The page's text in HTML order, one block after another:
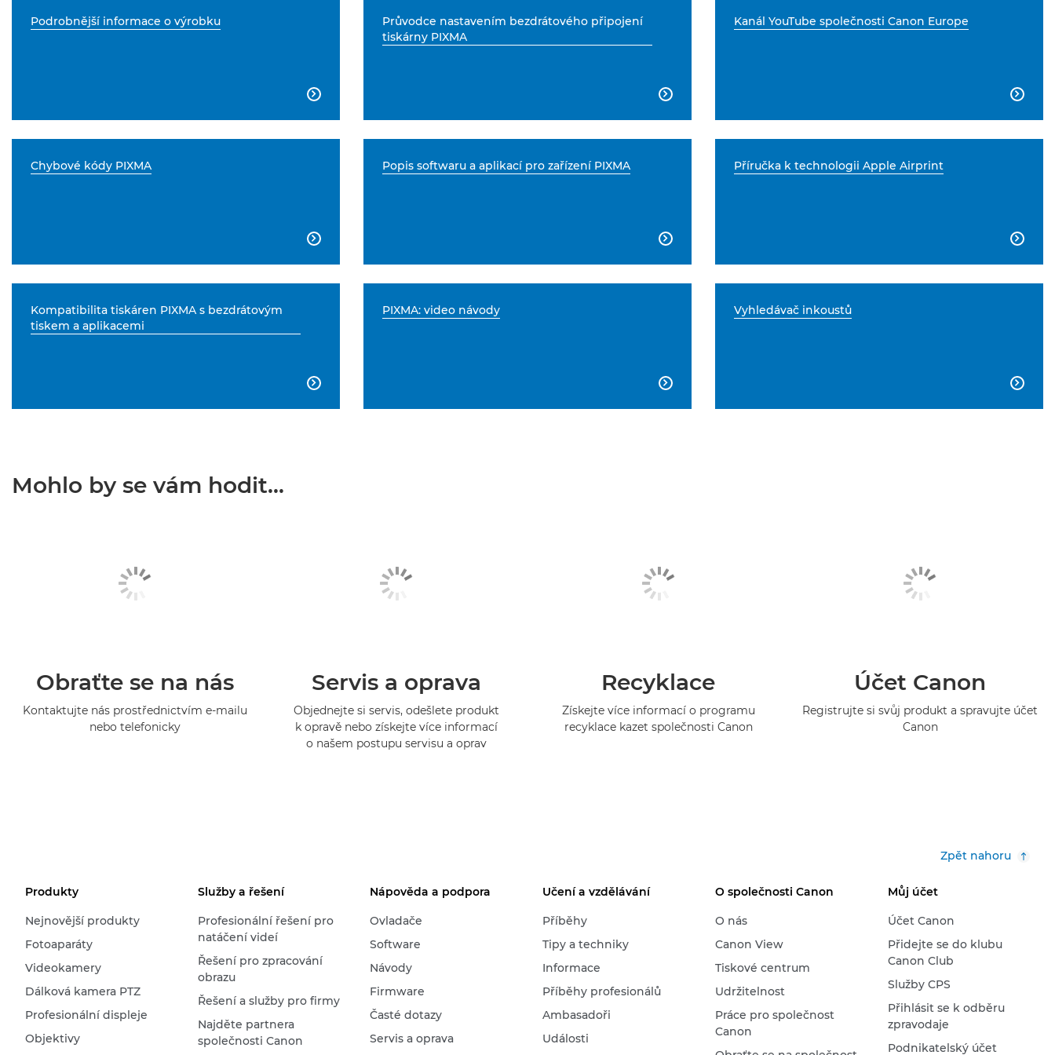
Podrobnější informace o výrobku

Průvodce nastavením bezdrátového připojení
tiskárny PIXMA

Kanál YouTube společnosti Canon Europe

Chybové kódy PIXMA

Popis softwaru a aplikací pro zařízení PIXMA

Příručka k technologii Apple Airprint

Kompatibilita tiskáren PIXMA s bezdrátovým
tiskem a aplikacemi

PIXMA: video návody

Vyhledávač inkoustů

Mohlo by se vám hodit...
Obraťte se na nás
Kontaktujte nás prostřednictvím e-mailu
nebo telefonicky
Servis a oprava
Objednejte si servis, odešlete produkt
k opravě nebo získejte více informací
o našem postupu servisu a oprav
Recyklace
Získejte více informací o programu
recyklace kazet společnosti Canon
Účet Canon
Registrujte si svůj produkt a spravujte účet
Canon
Zpět nahoru
Produkty
Nejnovější produkty
Fotoaparáty
Videokamery
Dálková kamera PTZ
Profesionální displeje
Objektivy
Služby a řešení
Profesionální řešení pro
natáčení videí
Řešení pro zpracování
obrazu
Řešení a služby pro firmy
Najděte partnera
společnosti Canon
Nápověda a podpora
Ovladače
Software
Návody
Firmware
Časté dotazy
Servis a oprava
Učení a vzdělávání
Příběhy
Tipy a techniky
Informace
Příběhy profesionálů
Ambasadoři
Události
O společnosti Canon
O nás
Canon View
Tiskové centrum
Udržitelnost
Práce pro společnost
Canon
Můj účet
Účet Canon
Přidejte se do klubu
Canon Club
Služby CPS
Přihlásit se k odběru
zpravodaje
Podnikatelský účet